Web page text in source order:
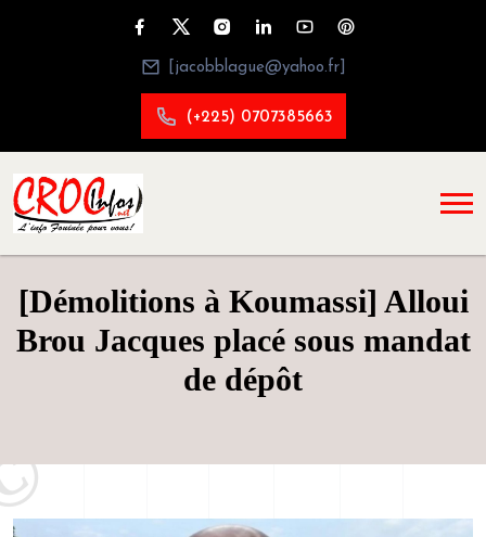
[jacobblague@yahoo.fr]
(+225) 0707385663
[Démolitions à Koumassi] Alloui
Brou Jacques placé sous mandat
de dépôt